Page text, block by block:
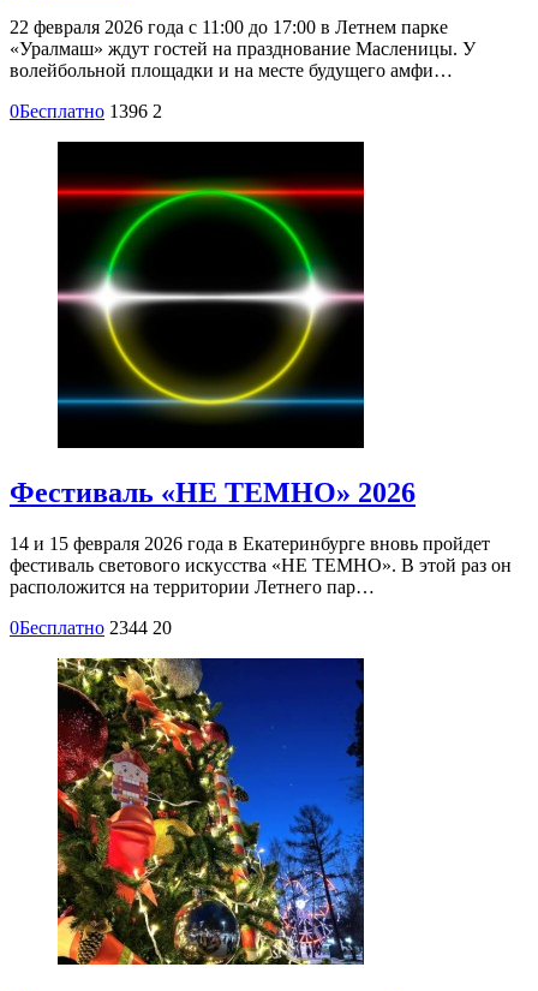
22 февраля 2026 года с 11:00 до 17:00 в Летнем парке
«Уралмаш» ждут гостей на празднование Масленицы. У
волейбольной площадки и на месте будущего амфи…
0Бесплатно 1396 2
Фестиваль «НЕ ТЕМНО» 2026
14 и 15 февраля 2026 года в Екатеринбурге вновь пройдет
фестиваль светового искусства «НЕ ТЕМНО». В этой раз он
расположится на территории Летнего пар…
0Бесплатно 2344 20